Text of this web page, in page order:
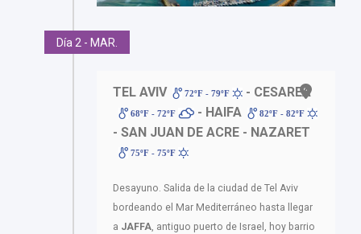
Día 2 - MAR.
TEL AVIV 72ºF - 79ºF - CESAREA
68ºF - 72ºF - HAIFA 82ºF - 82ºF
- SAN JUAN DE ACRE - NAZARET
75ºF - 75ºF
Desayuno. Salida de la ciudad de Tel Aviv
bordeando el Mar Mediterráneo hasta llegar
a JAFFA, antiguo puerto de Israel, hoy barrio